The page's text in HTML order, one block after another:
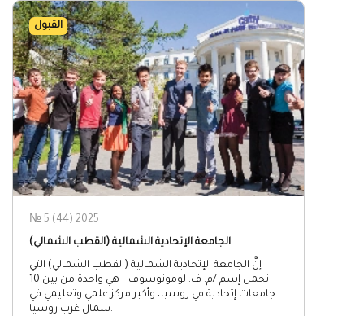
القبول
№ 5 (44) 2025
الجامعة الإتحادية الشمالية (القطب الشمالي)
إنَّ الجامعة الإتحادية الشمالية (القطب الشمالي) التي
تحمل إسم /م. ف. لومونوسوف – هي واحدة من بين 10
جامعات إتحادية في روسيا، وأكبر مركز علمي وتعليمي في
شمال غرب روسيا.